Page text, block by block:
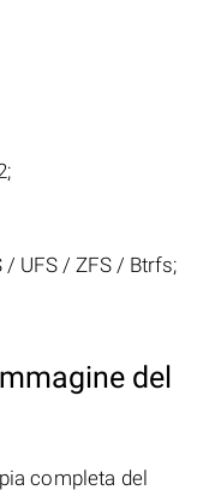
/ UFS / ZFS / Btrfs;
del
completa del